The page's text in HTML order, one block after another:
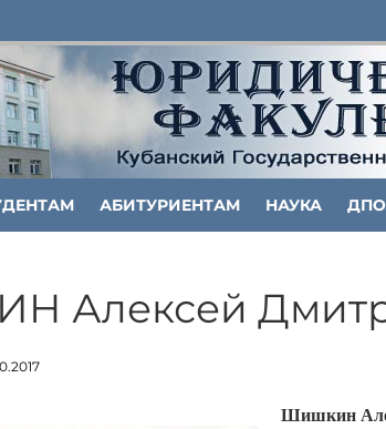
АБИТУРИЕНТАМ НАУКА ДПО
Алексей
Шишкин